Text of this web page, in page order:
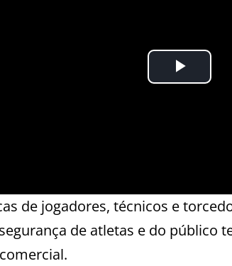
de jogadores, técnicos e
de atletas e do público